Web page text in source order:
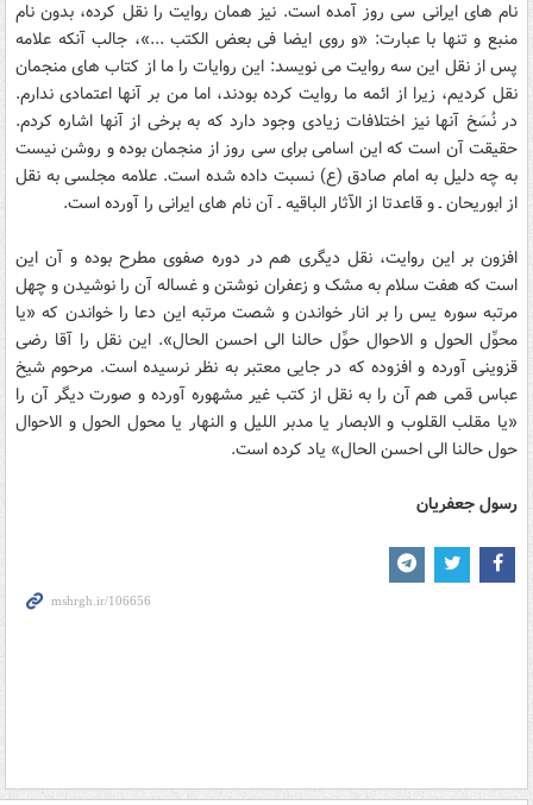
نام هاى ايرانى سى روز آمده است. نيز همان روايت را نقل کرده، بدون نام
منبع و تنها با عبارت: «و روى ايضا فى بعض الکتب ...»، جالب آنکه علامه
پس از نقل اين سه روايت مى ‏نويسد: اين روايات را ما از کتاب هاى منجمان
نقل کرديم، زيرا از ائمه ما روايت کرده بودند، اما من بر آنها اعتمادى ندارم.
در نُسَخ آنها نيز اختلافات زيادى وجود دارد که به برخى از آنها اشاره کردم.
حقيقت آن است که اين اسامى براى سى روز از منجمان بوده و روشن نيست
به چه دليل به امام صادق (ع) نسبت داده شده است. علامه مجلسى به نقل
از ابوريحان ـ و قاعدتا از الآثار الباقيه ـ آن نام هاى ايرانى را آورده است.
افزون بر اين روايت، نقل ديگرى هم در دوره صفوى مطرح بوده و آن اين
است که هفت سلام به مشک و زعفران نوشتن و غساله آن را نوشيدن و چهل
مرتبه سوره يس را بر انار خواندن و شصت مرتبه اين دعا را خواندن که «يا
محوِّل الحول و الاحوال حوِّل حالنا الى احسن الحال». اين نقل را آقا رضى
قزوينى آورده و افزوده که در جايى معتبر به نظر نرسيده است. مرحوم شيخ
عباس قمى هم آن را به نقل از کتب غير مشهوره آورده و صورت ديگر آن را
«يا مقلب القلوب و الابصار يا مدبر الليل و النهار يا محول الحول و الاحوال
حول حالنا الى احسن الحال» ياد کرده است.
رسول جعفريان